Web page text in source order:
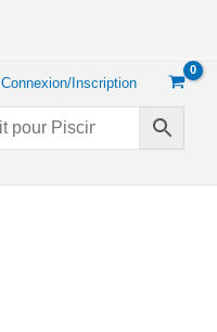
Connexion/Inscription